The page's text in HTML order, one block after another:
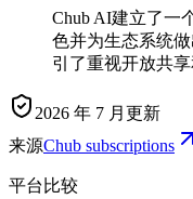
Chub AI建立了一
色并为生态系统
引了重视开放共享
2026 年 7 月更新
来源Chub subscriptions
平台比较